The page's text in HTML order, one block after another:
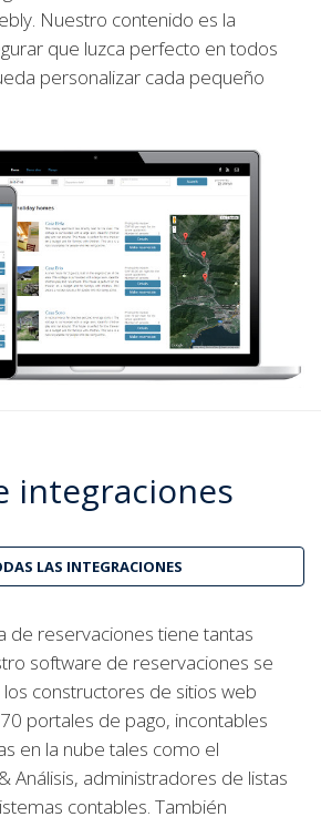
que luzca perfecto en todos
personalizar cada pequeño
software de reservaciones se
constructores de sitios web
portales de pago, incontables
en la nube tales como el
Análisis, administradores de listas
contables. También